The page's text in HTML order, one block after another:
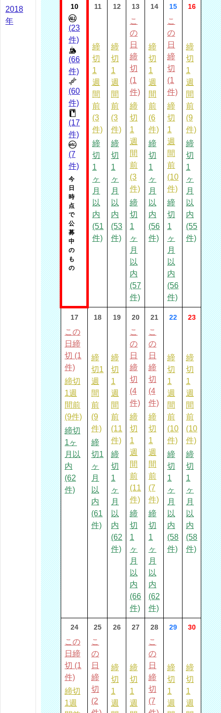
2018
年
10
(23
件)
(66
件)
(60
件)
(17
件)
(7
件)
今
日
時
点
で
公
募
中
の
も
の
11
締
切
1
週
間
前
(3
件)
締
切
1
ヶ
月
以
内
(51
件)
12
締
切
1
週
間
前
(3
件)
締
切
1
ヶ
月
以
内
(53
件)
13
こ
の
日
締
切
(1
件)
締
切
1
週
間
前
(3
件)
締
切
1
ヶ
月
以
内
(57
件)
14
締
切
1
週
間
前
(6
件)
締
切
1
ヶ
月
以
内
(56
件)
15
こ
の
日
締
切
(1
件)
締
切
1
週
間
前
(10
件)
締
切
1
ヶ
月
以
内
(56
件)
16
締
切
1
週
間
前
(9
件)
締
切
1
ヶ
月
以
内
(55
件)
17
この
日締
切 (1
件)
締切
1週
間前
(9件)
締切
1ヶ
月以
内
(62
件)
18
締
切1
週
間
前
(9
件)
締
切1
ヶ
月
以
内
(61
件)
19
締
切
1
週
間
前
(11
件)
締
切
1
ヶ
月
以
内
(62
件)
20
こ
の
日
締
切
(4
件)
締
切
1
週
間
前
(11
件)
締
切
1
ヶ
月
以
内
(66
件)
21
こ
の
日
締
切
(4
件)
締
切
1
週
間
前
(7
件)
締
切
1
ヶ
月
以
内
(62
件)
22
締
切
1
週
間
前
(10
件)
締
切
1
ヶ
月
以
内
(58
件)
23
締
切
1
週
間
前
(10
件)
締
切
1
ヶ
月
以
内
(58
件)
24
この
日締
切 (1
件)
締切
1週
25
こ
の
日
締
切
(2
26
締
切
1
週
27
締
切
1
週
28
こ
の
日
締
切
(7
29
締
切
1
週
30
締
切
1
週